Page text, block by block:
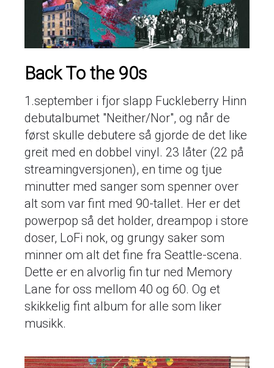
Back To the 90s
1.september i fjor slapp Fuckleberry Hinn
debutalbumet "Neither/Nor", og når de
først skulle debutere så gjorde de det like
greit med en dobbel vinyl. 23 låter (22 på
streamingversjonen), en time og tjue
minutter med sanger som spenner over
alt som var fint med 90-tallet. Her er det
powerpop så det holder, dreampop i store
doser, LoFi nok, og grungy saker som
minner om alt det fine fra Seattle-scena.
Dette er en alvorlig fin tur ned Memory
Lane for oss mellom 40 og 60. Og et
skikkelig fint album for alle som liker
musikk.